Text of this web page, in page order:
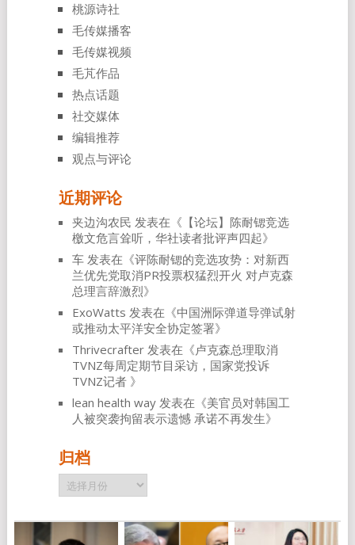
桃源诗社
毛传媒播客
毛传媒视频
毛芃作品
热点话题
社交媒体
编辑推荐
观点与评论
近期评论
夹边沟农民 发表在《 【论坛】陈耐锶竞选
檄文危言耸听，华社读者批评声四起》
车发表在《评陈耐锶的竞选攻势：对新西
兰优先党取消PR投票权猛烈开火 对卢克森
总理言辞激烈》
ExoWatts 发表在《中国洲际弹道导弹试射
或推动太平洋安全协定签署》
Thrivecrafter发表在《卢克森总理取消
TVNZ每周定期节目采访，国家党投诉
TVNZ记者 》
lean health way发表在《美官员对韩国工
人被突袭拘留表示遗憾 承诺不再发生》
归档
归
档